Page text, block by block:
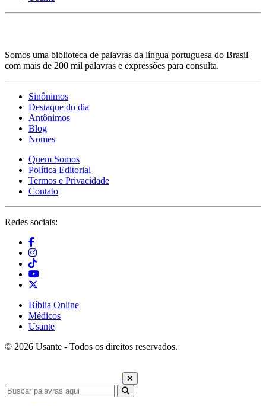
Somos uma biblioteca de palavras da língua portuguesa do Brasil
com mais de 200 mil palavras e expressões para consulta.
Sinônimos
Destaque do dia
Antônimos
Blog
Nomes
Quem Somos
Política Editorial
Termos e Privacidade
Contato
Redes sociais:
Bíblia Online
Médicos
Usante
© 2026 Usante - Todos os direitos reservados.